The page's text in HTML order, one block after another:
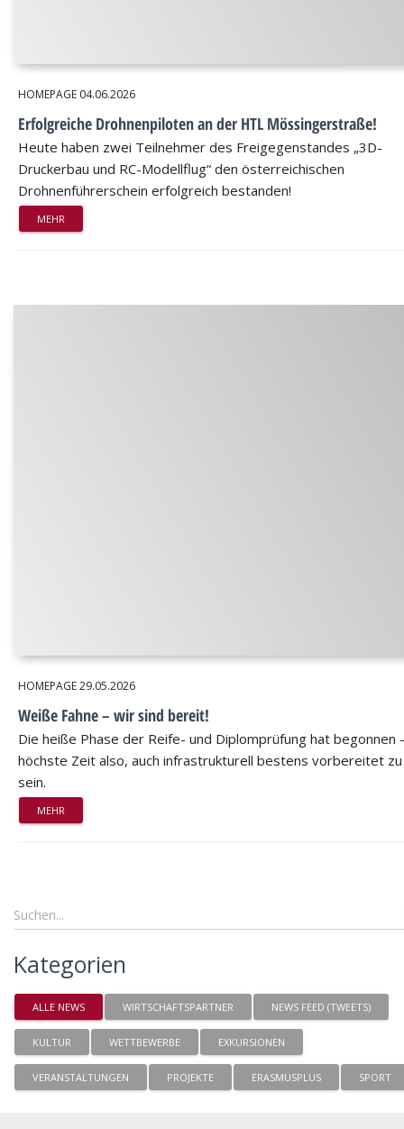
HOMEPAGE 04.06.2026
Erfolgreiche Drohnenpiloten an der HTL Mössingerstraße!
Heute haben zwei Teilnehmer des Freigegenstandes „3D-
Druckerbau und RC-Modellflug“ den österreichischen
Drohnenführerschein erfolgreich bestanden!
MEHR
HOMEPAGE29.05.2026
Weiße Fahne – wir sind bereit!
Die heiße Phase der Reife- und Diplomprüfung hat begonnen
höchste Zeit also, auch infrastrukturell bestens vorbereitet zu
sein.
MEHR
Kategorien
ALLE NEWS WIRTSCHAFTSPARTNER NEWS FEED (TWEETS)
KULTUR WETTBEWERBE EXKURSIONEN
VERANSTALTUNGEN PROJEKTE ERASMUSPLUS SPORT